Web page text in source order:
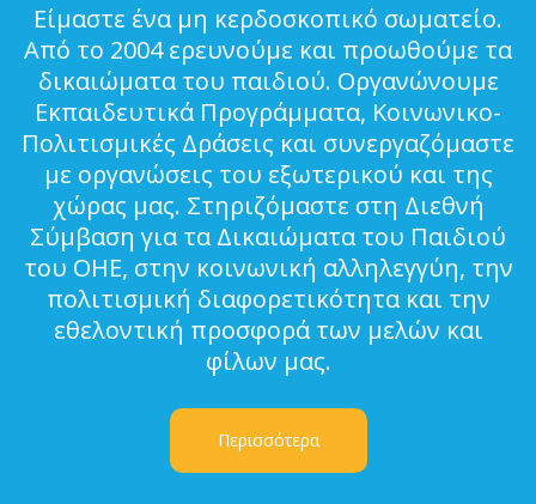
Είμαστε ένα μη κερδοσκοπικό σωματείο.
Από το 2004 ερευνούμε και προωθούμε τα
δικαιώματα του παιδιού. Οργανώνουμε
Εκπαιδευτικά Προγράμματα, Κοινωνικο-
Πολιτισμικές Δράσεις και συνεργαζόμαστε
με οργανώσεις του εξωτερικού και της
χώρας μας. Στηριζόμαστε στη Διεθνή
Σύμβαση για τα Δικαιώματα του Παιδιού
του ΟΗΕ, στην κοινωνική αλληλεγγύη, την
πολιτισμική διαφορετικότητα και την
εθελοντική προσφορά των μελών και
φίλων μας.
Περισσότερα